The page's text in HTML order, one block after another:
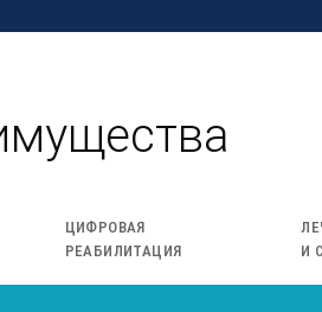
ЦИФРОВАЯ
РЕАБИЛИТАЦИЯ
И